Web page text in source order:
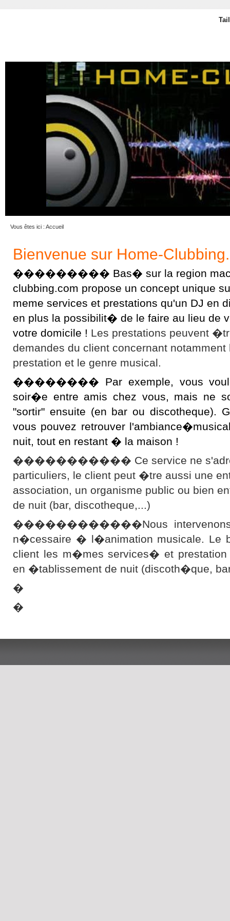
Vous êtes ici : Accueil
Bienvenue sur Home-
��������� Bas� sur la region
clubbing.com propose un concept unique
meme services et prestations qu'un DJ en
en plus la possibilit� de le faire au lieu de
votre domicile ! Les prestations peuvent
demandes du client concernant
prestation et le genre musical.
�������� Par exemple, vous
soir�e entre amis chez vous, mais ne
"sortir" ensuite (en bar ou discotheque).
vous pouvez retrouver
nuit, tout en restant � la maison !
����������� Ce service ne
particuliers, le client peut �tre aussi une
association, un organisme public ou bien
de nuit (bar, discotheque,...)
������������Nous intervenons
n�cessaire � l�animation musicale. Le
client les m�mes services� et
en �tablissement de nuit (discoth�que,
�
�